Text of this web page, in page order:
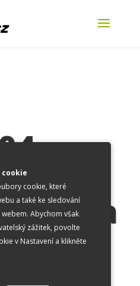
cookie
cookie, které
a také ke sledování
Abychom však
zážitek, povolte
v Nastavení a klikněte
stránku